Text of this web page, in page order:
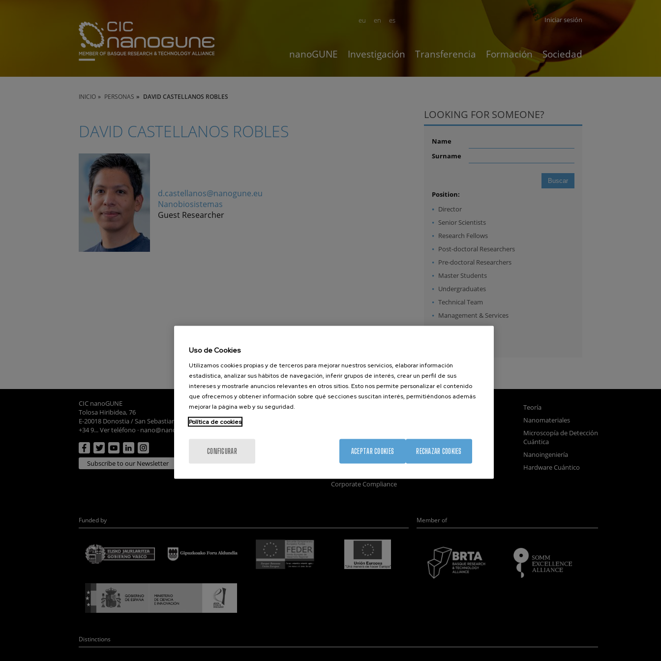
en es
eu Iniciar sesión
nanoGUNE Investigación Transferencia Formación Sociedad
INICIO PERSONAS DAVID CASTELLANOS ROBLES
DAVID CASTELLANOS ROBLES
d.castellanos@nanogune.eu
Nanobiosistemas
Guest Researcher
LOOKING FOR SOMEONE?
Name
Surname
Position:
Director
Senior Scientists
Research Fellows
Post-doctoral Researchers
Pre-doctoral Researchers
Master Students
Undergraduates
Technical Team
Management & Services
Guest Researchers
CIC nanoGUNE
Tolosa Hiribidea, 76
E-20018 Donostia / San Sebastian
+34 9... Ver teléfono · nano@nanogune.eu
Subscribe to our Newsletter
nanoGUNE
Corporate Compliance
Teoría
Nanomateriales
Microscopía de Detección
Cuántica
Nanoingeniería
Hardware Cuántico
Funded by Member of
Distinctions
Uso de Cookies
Utilizamos cookies propias y de terceros para mejorar nuestros servicios, elaborar información
estadística, analizar sus hábitos de navegación, inferir grupos de interés, crear un perfil de sus
intereses y mostrarle anuncios relevantes en otros sitios. Esto nos permite personalizar el contenido
que ofrecemos y obtener información sobre qué secciones suscitan interés, permitiéndonos además
mejorar la página web y su seguridad.
Política de cookies
CONFIGURAR RECHAZAR COOKIES
ACEPTAR COOKIES